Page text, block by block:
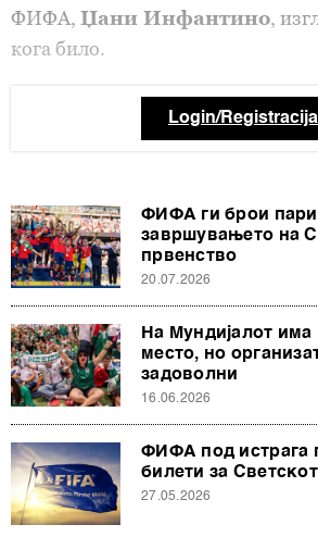
ФИФА, Џани Инфантино,
кога било.
Login/Registracija
ФИФА ги брои
завршувањето на
првенство
20.07.2026
На Мундијалот
место, но
задоволни
16.06.2026
ФИФА под истрага
билети за
27.05.2026